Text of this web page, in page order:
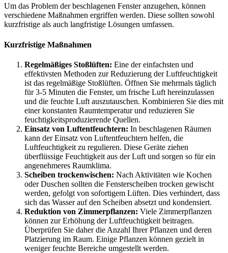
Um das Problem der beschlagenen Fenster anzugehen, können
verschiedene Maßnahmen ergriffen werden. Diese sollten sowohl
kurzfristige als auch langfristige Lösungen umfassen.
Kurzfristige Maßnahmen
Regelmäßiges Stoßlüften: Eine der einfachsten und
effektivsten Methoden zur Reduzierung der Luftfeuchtigkeit
ist das regelmäßige Stoßlüften. Öffnen Sie mehrmals täglich
für 3-5 Minuten die Fenster, um frische Luft hereinzulassen
und die feuchte Luft auszutauschen. Kombinieren Sie dies mit
einer konstanten Raumtemperatur und reduzieren Sie
feuchtigkeitsproduzierende Quellen.
Einsatz von Luftentfeuchtern: In beschlagenen Räumen
kann der Einsatz von Luftentfeuchtern helfen, die
Luftfeuchtigkeit zu regulieren. Diese Geräte ziehen
überflüssige Feuchtigkeit aus der Luft und sorgen so für ein
angenehmeres Raumklima.
Scheiben trockenwischen: Nach Aktivitäten wie Kochen
oder Duschen sollten die Fensterscheiben trocken gewischt
werden, gefolgt von sofortigem Lüften. Dies verhindert, dass
sich das Wasser auf den Scheiben absetzt und kondensiert.
Reduktion von Zimmerpflanzen: Viele Zimmerpflanzen
können zur Erhöhung der Luftfeuchtigkeit beitragen.
Überprüfen Sie daher die Anzahl Ihrer Pflanzen und deren
Platzierung im Raum. Einige Pflanzen können gezielt in
weniger feuchte Bereiche umgestellt werden.